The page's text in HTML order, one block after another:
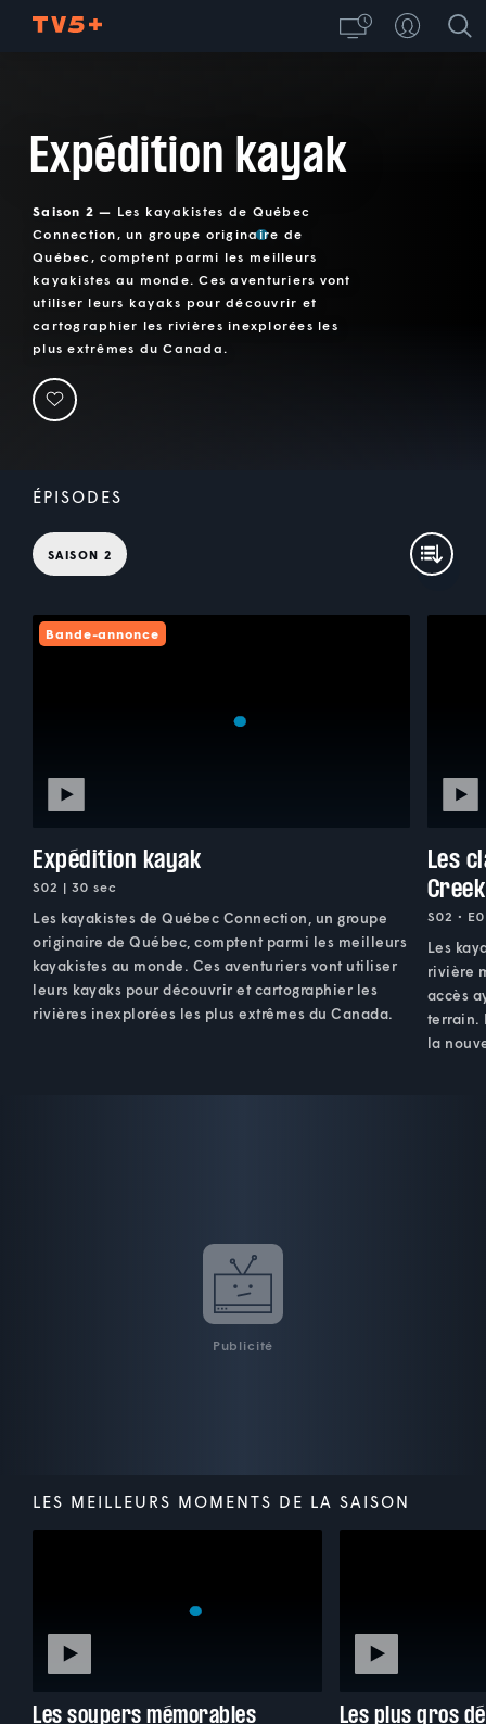
Expédition kayak
Saison 2 — Les kayakistes de Québec
Connection, un groupe originaire de
Québec, comptent parmi les meilleurs
kayakistes au monde. Ces aventuriers vont
utiliser leurs kayaks pour découvrir et
cartographier les rivières inexplorées les
plus extrêmes du Canada.
ÉPISODES
SAISON 2
Bande-annonce
Expédition kayak
S02 | 30 sec
Les kayakistes de Québec Connection, un groupe
originaire de Québec, comptent parmi les meilleurs
kayakistes au monde. Ces aventuriers vont utiliser
leurs kayaks pour découvrir et cartographier les
rivières inexplorées les plus extrêmes du Canada.
Les
Creek
S02 •
Les
rivière
accès
terrain.
la
Publicité
LES MEILLEURS MOMENTS DE LA SAISON
Les soupers mémorables Les plus gros